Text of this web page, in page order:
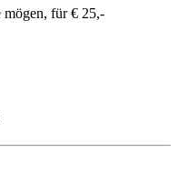
mögen, für € 25,-